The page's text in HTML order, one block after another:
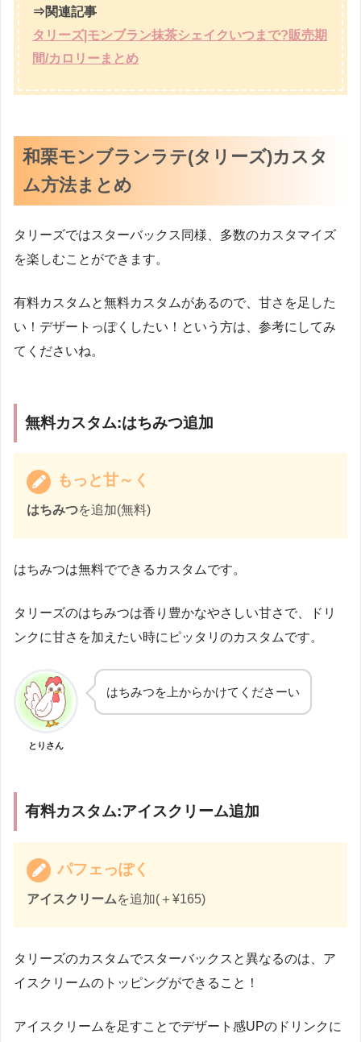
⇒関連記事
タリーズ|モンブラン抹茶シェイクいつまで?販売期
間/カロリーまとめ
和栗モンブランラテ(タリーズ)カスタ
ム方法まとめ
タリーズではスターバックス同様、多数のカスタマイズ
を楽しむことができます。
有料カスタムと無料カスタムがあるので、甘さを足した
い！デザートっぽくしたい！という方は、参考にしてみ
てくださいね。
無料カスタム:はちみつ追加
もっと甘～く
はちみつを追加(無料)
はちみつは無料でできるカスタムです。
タリーズのはちみつは香り豊かなやさしい甘さで、ドリ
ンクに甘さを加えたい時にピッタリのカスタムです。
とりさん
はちみつを上からかけてくださーい
有料カスタム:アイスクリーム追加
パフェっぽく
アイスクリームを追加(＋¥165)
タリーズのカスタムでスターバックスと異なるのは、ア
イスクリームのトッピングができること！
アイスクリームを足すことでデザート感UPのドリンクに